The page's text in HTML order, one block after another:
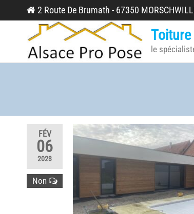
to
2 Route De Brumath - 67350
le
FÉV
06
2023
Non